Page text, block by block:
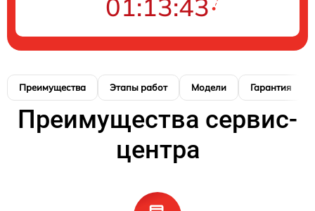
01:13:42
Преимущества Этапы работ Модели Гарантия
Преимущества сервис-
центра